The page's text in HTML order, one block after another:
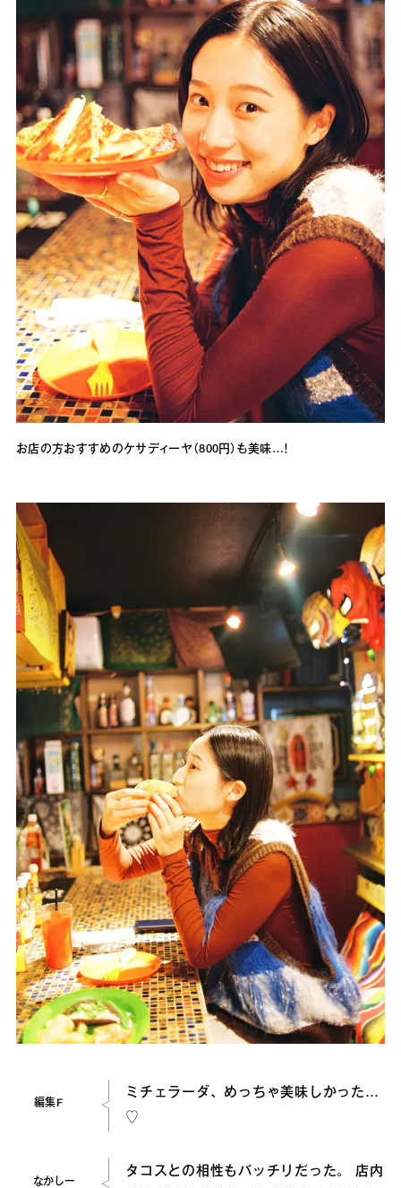
お店の方おすすめのケサディーヤ（800円）も美味…！
編集F
ミチェラーダ、めっちゃ美味しかった…
♡
なかしー
タコスとの相性もバッチリだった。 店内